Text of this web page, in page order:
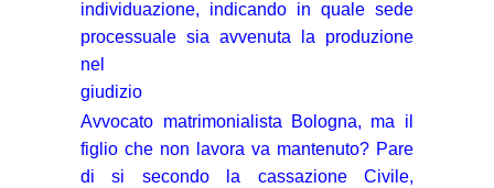
individuazione, indicando in quale sede
processuale sia avvenuta la produzione
nel
giudizio
Avvocato matrimonialista Bologna, ma il
figlio che non lavora va mantenuto? Pare
di si secondo la cassazione Civile,